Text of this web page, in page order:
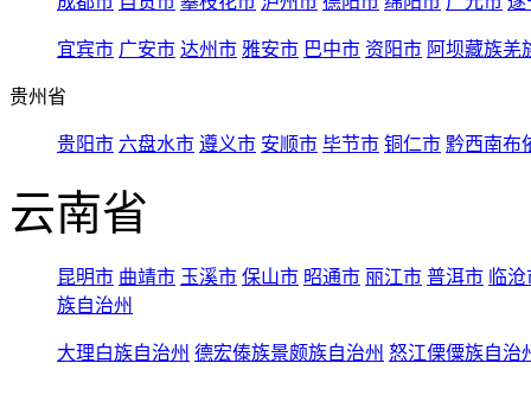
宜宾市 广安市 达州市 雅安市 巴中市 资阳市 阿坝藏族羌
贵州省
贵阳市 六盘水市 遵义市 安顺市 毕节市 铜仁市 黔西南布
云南省
昆明市 曲靖市 玉溪市 保山市 昭通市 丽江市 普洱市 临
族自治州
大理白族自治州 德宏傣族景颇族自治州 怒江傈僳族自治